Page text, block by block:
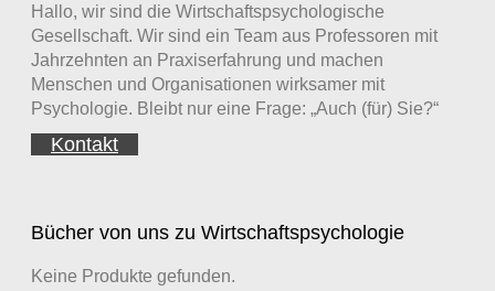
Hallo, wir sind die Wirtschaftspsychologische
Gesellschaft. Wir sind ein Team aus Professoren mit
Jahrzehnten an Praxiserfahrung und machen
Menschen und Organisationen wirksamer mit
Psychologie. Bleibt nur eine Frage: „Auch (für) Sie?“
Kontakt
Bücher von uns zu Wirtschaftspsychologie
Keine Produkte gefunden.